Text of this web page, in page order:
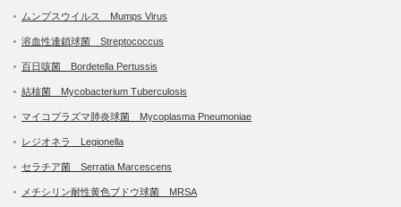
ムンプスウイルス Mumps Virus
溶血性連鎖球菌 Streptococcus
百日咳菌 Bordetella Pertussis
結核菌 Mycobacterium Tuberculosis
マイコプラズマ肺炎球菌 Mycoplasma Pneumoniae
レジオネラ Legionella
セラチア菌 Serratia Marcescens
メチシリン耐性黄色ブドウ球菌 MRSA